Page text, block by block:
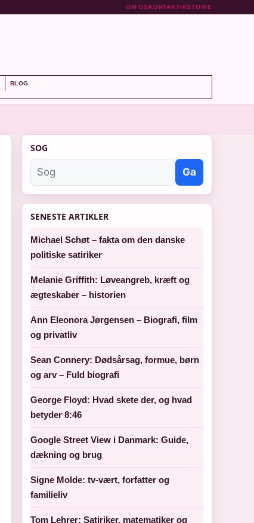
OM OSKONTAKTHISTORIE
BLOG
SOG
Ga
SENESTE ARTIKLER
Michael Schøt – fakta om den danske
politiske satiriker
Melanie Griffith: Løveangreb, kræft og
ægteskaber – historien
Ann Eleonora Jørgensen – Biografi, film
og privatliv
Sean Connery: Dødsårsag, formue, børn
og arv – Fuld biografi
George Floyd: Hvad skete der, og hvad
betyder 8:46
Google Street View i Danmark: Guide,
dækning og brug
Signe Molde: tv-vært, forfatter og
familieliv
Tom Lehrer: Satiriker, matematiker og